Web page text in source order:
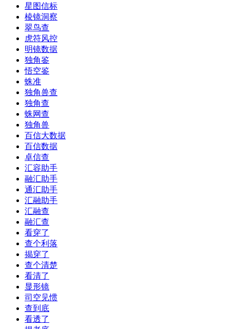
星图信标
棱镜洞察
翠鸟查
虎符风控
明镜数据
独角鉴
悟空鉴
蛛准
独角兽查
独角查
蛛网查
独角兽
百信大数据
百信数据
卓信查
汇容助手
融汇助手
通汇助手
汇融助手
汇融查
融汇查
看穿了
查个利落
揭穿了
查个清楚
看清了
显形镜
司空见惯
查到底
看透了